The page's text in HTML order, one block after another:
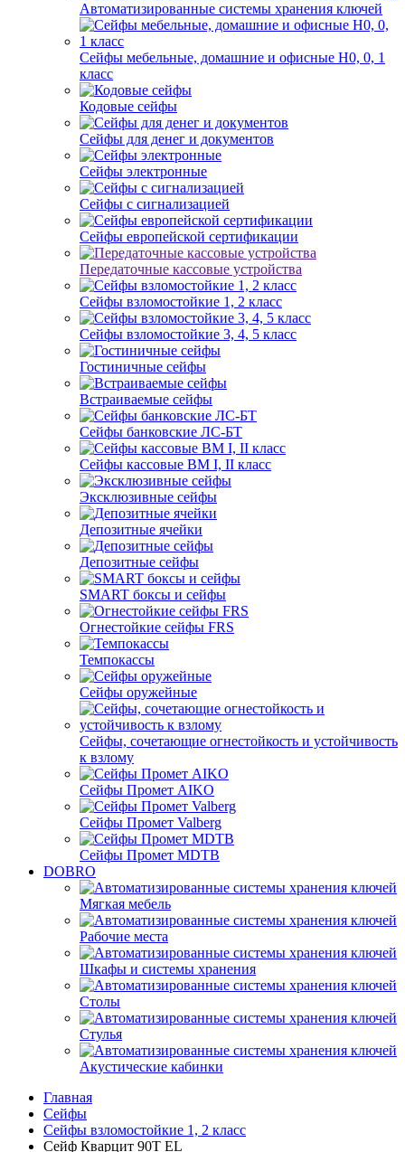
Автоматизированные системы хранения ключей
Сейфы мебельные, домашние и офисные Н0, 0, 1
класс
Кодовые сейфы
Сейфы для денег и документов
Сейфы электронные
Сейфы с сигнализацией
Сейфы европейской сертификации
Передаточные кассовые устройства
Сейфы взломостойкие 1, 2 класс
Сейфы взломостойкие 3, 4, 5 класс
Гостиничные сейфы
Встраиваемые сейфы
Сейфы банковские ЛС-БТ
Сейфы кассовые ВМ I, II класс
Эксклюзивные сейфы
Депозитные ячейки
Депозитные сейфы
SMART боксы и сейфы
Огнестойкие сейфы FRS
Темпокассы
Сейфы оружейные
Сейфы, сочетающие огнестойкость и устойчивость
к взлому
Сейфы Промет AIKO
Сейфы Промет Valberg
Сейфы Промет MDTB
DOBRO
Мягкая мебель
Рабочие места
Шкафы и системы хранения
Столы
Стулья
Акустические кабинки
Главная
Сейфы
Сейфы взломостойкие 1, 2 класс
Сейф Кварцит 90Т EL